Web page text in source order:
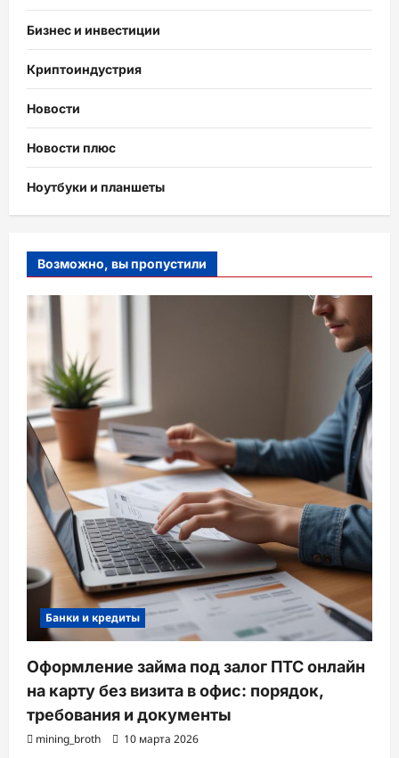
Бизнес и инвестиции
Криптоиндустрия
Новости
Новости плюс
Ноутбуки и планшеты
Возможно, вы пропустили
Банки и кредиты
Оформление займа под залог ПТС онлайн
на карту без визита в офис: порядок,
требования и документы
mining_broth 10 марта 2026